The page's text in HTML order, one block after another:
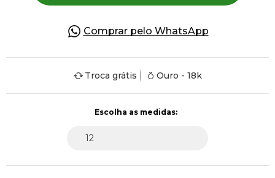
Comprar pelo WhatsApp
Troca grátis Ouro - 18k
Presente